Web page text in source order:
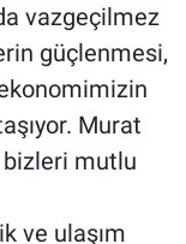
vazgeçilmez
güçlenmesi,
Murat
bizleri mutlu
ve ulaşım